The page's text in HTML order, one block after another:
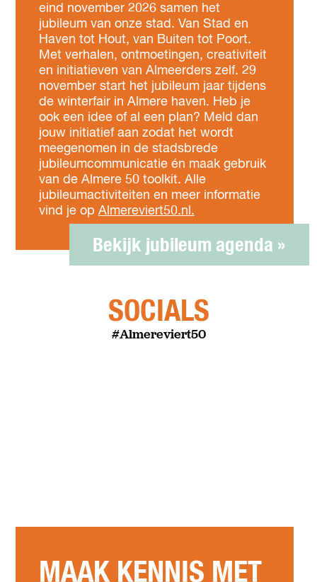
eind november 2026 samen het
jubileum van onze stad. Van Stad en
Haven tot Hout, van Buiten tot Poort.
Met verhalen, ontmoetingen, creativiteit
en initiatieven van Almeerders zelf. 29
november start het jubileum jaar tijdens
de winterfair in Almere haven. Heb je
ook een idee of al een plan? Meld dan
jouw initiatief aan zodat het wordt
meegenomen in de stadsbrede
jubileumcommunicatie én maak gebruik
van de Almere 50 toolkit. Alle
jubileumactiviteiten en meer informatie
vind je op Almereviert50.nl.
Bekijk jubileum agenda »
SOCIALS
#Almereviert50
MAAK KENNIS MET